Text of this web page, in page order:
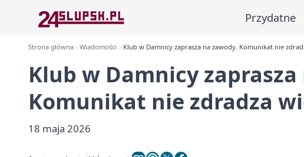
Przydatne
Strona główna Wiadomości Klub w Damnicy zaprasza na zawody. Komunikat nie
Klub w Damnicy
Komunikat nie zdradza
18 maja 2026